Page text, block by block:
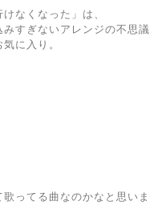
なくなった」は、
すぎないアレンジの不思議
に入り。
ってる曲なのかなと思いま